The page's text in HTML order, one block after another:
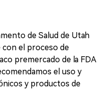
de Salud de Utah
el proceso de
premercado de la FDA
el uso y
y productos de